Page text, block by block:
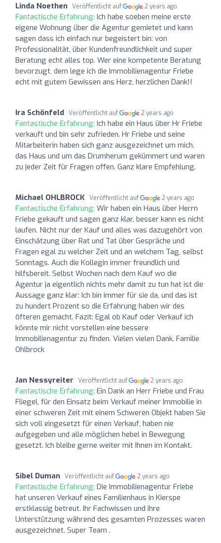
Linda Noethen Veröffentlicht auf 2 years ago
Fantastische Erfahrung: Ich habe soeben meine erste
eigene Wohnung über die Agentur gemietet und kann
sagen dass ich einfach nur begeistert bin: von
Professionalität, über Kundenfreundlichkeit und super
Beratung echt alles top. Wer eine kompetente Beratung
bevorzugt, dem lege ich die Immobilienagentur Friebe
echt mit gutem Gewissen ans Herz, herzlichen Dank!!
Ira Schönfeld Veröffentlicht auf 2 years ago
Fantastische Erfahrung: Ich habe ein Haus über Hr Friebe
verkauft und bin sehr zufrieden. Hr Friebe und seine
Mitarbeiterin haben sich ganz ausgezeichnet um mich,
das Haus und um das Drumherum gekümmert und waren
zu jeder Zeit für Fragen offen. Ganz klare Empfehlung.
Michael OHLBROCK Veröffentlicht auf 2 years ago
Fantastische Erfahrung: Wir haben ein Haus über Herrn
Friebe gekauft und sagen ganz klar, besser kann es nicht
laufen. Nicht nur der Kauf und alles was dazugehört von
Einschätzung über Rat und Tat über Gespräche und
Fragen egal zu welcher Zeit und an welchem Tag, selbst
Sonntags. Auch die Kollegin immer freundlich und
hilfsbereit. Selbst Wochen nach dem Kauf wo die
Agentur ja eigentlich nichts mehr damit zu tun hat ist die
Aussage ganz klar: Ich bin immer für sie da, und das ist
zu hundert Prozent so die Erfahrung haben wir des
öfteren gemacht. Fazit: Egal ob Kauf oder Verkauf ich
könnte mir nicht vorstellen eine bessere
Immobilienagentur zu finden. Vielen vielen Dank. Familie
Ohlbrock
Jan Nessyreiter Veröffentlicht auf 2 years ago
Fantastische Erfahrung: Ein Dank an Herr Friebe und Frau
Fliegel, für den Einsatz beim Verkauf meiner Immobilie in
einer schweren Zeit mit einem Schweren Objekt haben Sie
sich voll eingesetzt für einen Verkauf, haben nie
aufgegeben und alle möglichen hebel in Bewegung
gesetzt. Ich bleibe gerne weiter mit Ihnen im Kontakt.
Sibel Duman Veröffentlicht auf 2 years ago
Fantastische Erfahrung: Die Immobilienagentur Friebe
hat unseren Verkauf eines Familienhaus in Kierspe
erstklassig betreut. Ihr Fachwissen und ihre
Unterstützung während des gesamten Prozesses waren
ausgezeichnet. Super Team .